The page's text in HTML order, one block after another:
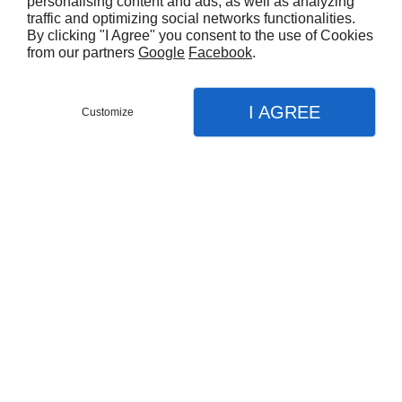
décoratifs, persistant longtemps sur les
rameaux nus. Cette plante s'accommode
de tout sol ordinaire, de la chaleur et
d'une exposition ensoleillée à mi-
ombragée.
traffic and optimizing social networks functionalities.
By clicking "I Agree" you consent to the use of Cookies
from our partners Google Facebook.
Customize I AGREE